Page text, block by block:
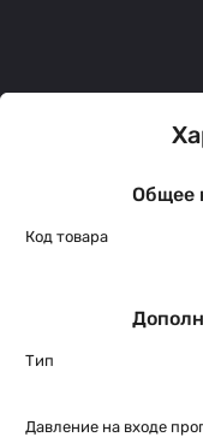
Общее
Код товара
Тип
Давление на входе